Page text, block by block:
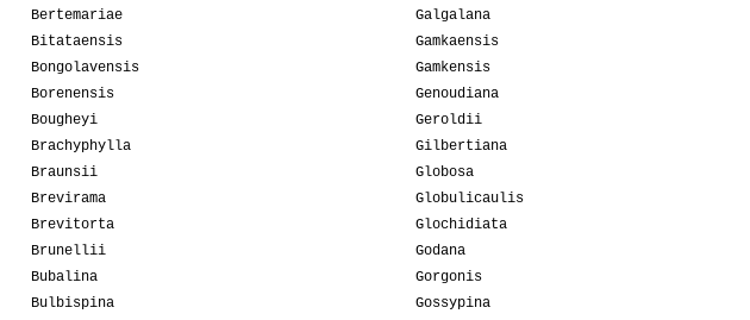
Bertemariae
Bitataensis
Bongolavensis
Borenensis
Bougheyi
Brachyphylla
Braunsii
Brevirama
Brevitorta
Brunellii
Bubalina
Bulbispina
Galgalana
Gamkaensis
Gamkensis
Genoudiana
Geroldii
Gilbertiana
Globosa
Globulicaulis
Glochidiata
Godana
Gorgonis
Gossypina